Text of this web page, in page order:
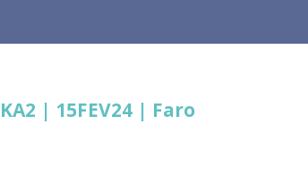
| 15FEV24 | Faro